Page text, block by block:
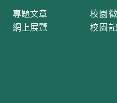
專題文章
網上展覽
校園
校園